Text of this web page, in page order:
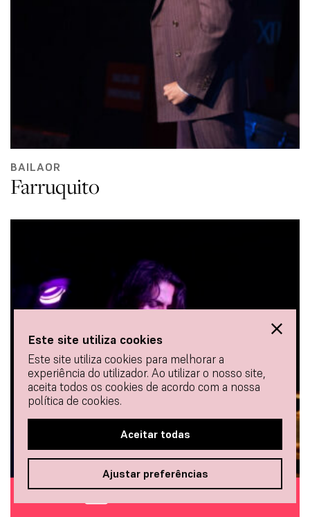
BAILAOR
Farruquito
Este site utiliza cookies
Este site utiliza cookies para melhorar a
experiência do utilizador. Ao utilizar o nosso site,
aceita todos os cookies de acordo com a nossa
política de cookies.
Aceitar todas
Ajustar preferências